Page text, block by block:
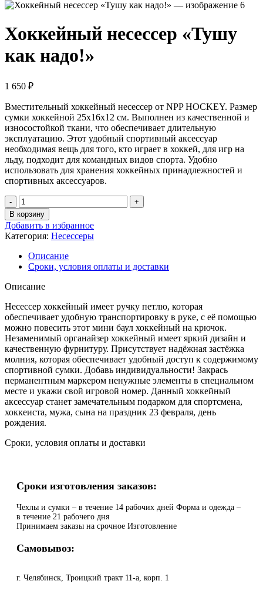
Хоккейный несессер «Тушу
как надо!»
1 650 ₽
Вместительный хоккейный несессер от NPP HOCKEY. Размер
сумки хоккейной 25х16х12 см. Выполнен из качественной и
износостойкой ткани, что обеспечивает длительную
эксплуатацию. Этот удобный спортивный аксессуар
необходимая вещь для того, кто играет в хоккей, для игр на
льду, подходит для командных видов спорта. Удобно
использовать для хранения хоккейных принадлежностей и
спортивных аксессуаров.
В корзину
Добавить в избранное
Категория: Несессеры
Описание
Сроки, условия оплаты и доставки
Описание
Несессер хоккейный имеет ручку петлю, которая
обеспечивает удобную транспортировку в руке, с её помощью
можно повесить этот мини баул хоккейный на крючок.
Незаменимый органайзер хоккейный имеет яркий дизайн и
качественную фурнитуру. Присутствует надёжная застёжка
молния, которая обеспечивает удобный доступ к содержимому
спортивной сумки. Добавь индивидуальности! Закрась
перманентным маркером ненужные элементы в специальном
месте и укажи свой игровой номер. Данный хоккейный
аксессуар станет замечательным подарком для спортсмена,
хоккеиста, мужа, сына на праздник 23 февраля, день
рождения.
Сроки, условия оплаты и доставки
Сроки изготовления заказов:
Чехлы и сумки – в течение 14 рабочих дней Форма и одежда –
в течение 21 рабочего дня
Принимаем заказы на срочное Изготовление
Самовывоз:
г. Челябинск, Троицкий тракт 11-а, корп. 1